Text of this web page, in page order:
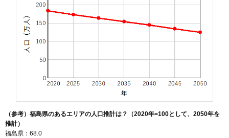
（参考）福島県のあるエリアの人口推計は？（2020年=100として、2050年を
推計）
福島県：68.0